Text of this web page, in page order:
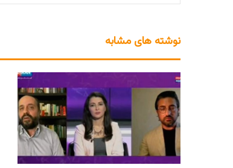
نوشته های مشابه